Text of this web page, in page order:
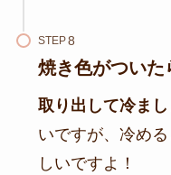
STEP
焼き色がついた
取り出して冷ま
いですが、冷め
しいですよ！